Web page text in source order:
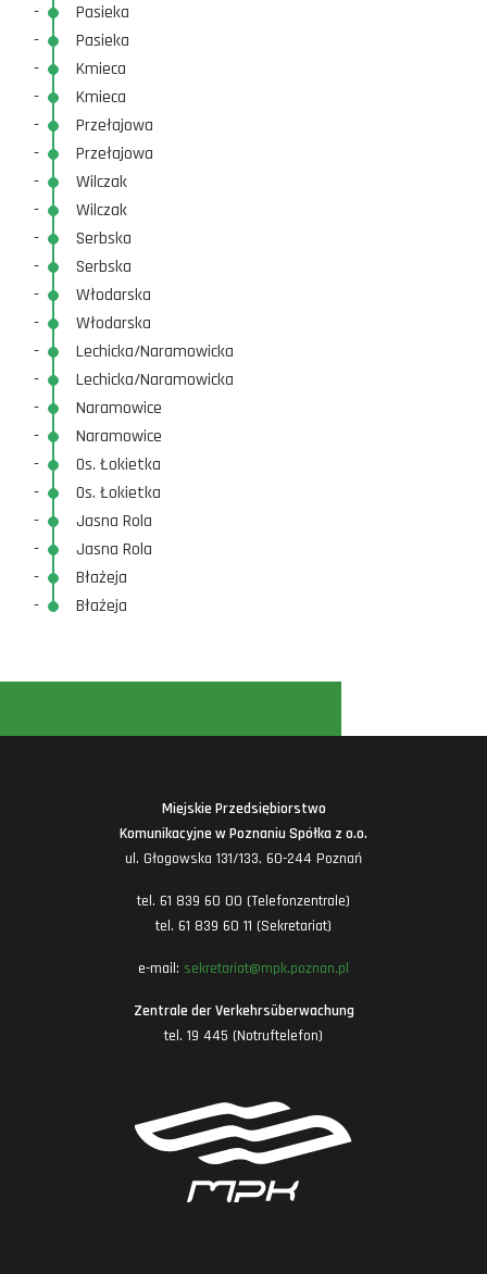
-
Pasieka
-
Pasieka
-
Kmieca
-
Kmieca
-
Przełajowa
-
Przełajowa
-
Wilczak
-
Wilczak
-
Serbska
-
Serbska
-
Włodarska
-
Włodarska
-
Lechicka/Naramowicka
-
Lechicka/Naramowicka
-
Naramowice
-
Naramowice
-
Os. Łokietka
-
Os. Łokietka
-
Jasna Rola
-
Jasna Rola
-
Błażeja
-
Błażeja
Miejskie Przedsiębiorstwo
Komunikacyjne w Poznaniu Spółka z o.o.
ul. Głogowska 131/133, 60-244 Poznań
tel. 61 839 60 00 (Telefonzentrale)
tel. 61 839 60 11 (Sekretariat)
e-mail: sekretariat@mpk.poznan.pl
Zentrale der Verkehrsüberwachung
tel. 19 445 (Notruftelefon)